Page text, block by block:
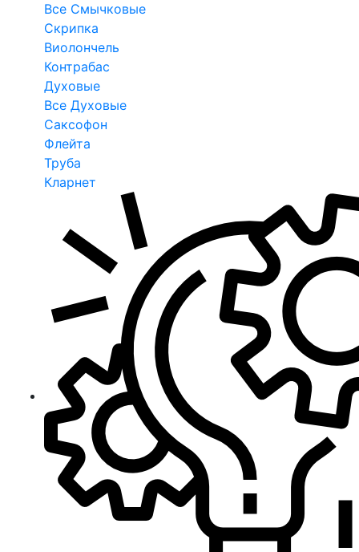
Все Смычковые
Скрипка
Виолончель
Контрабас
Духовые
Все Духовые
Саксофон
Флейта
Труба
Кларнет